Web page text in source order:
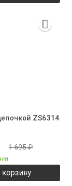
ZS6314
1 695₽
корзину